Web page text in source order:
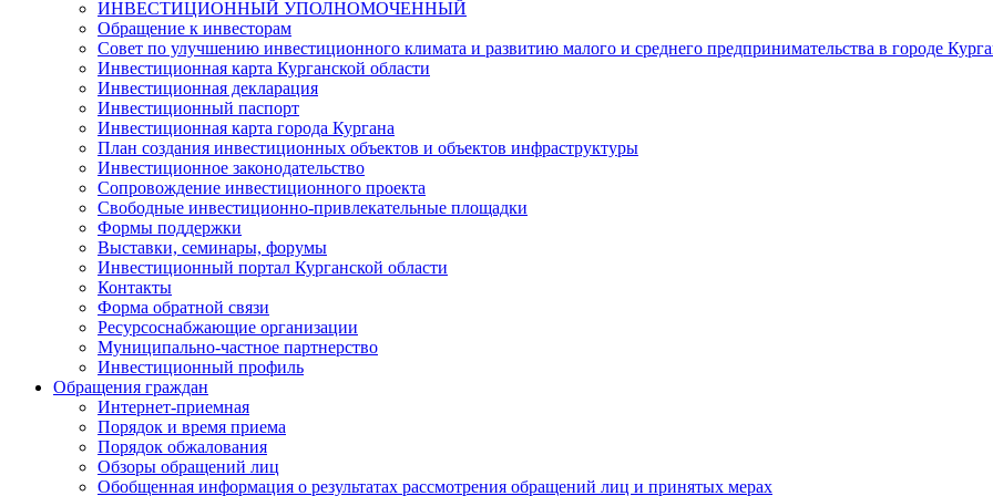
ИНВЕСТИЦИОННЫЙ УПОЛНОМОЧЕННЫЙ
Обращение к инвесторам
Совет по улучшению инвестиционного климата и развитию малого и среднего предпринимательства в городе
Инвестиционная карта Курганской области
Инвестиционная декларация
Инвестиционный паспорт
Инвестиционная карта города Кургана
План создания инвестиционных объектов и объектов инфраструктуры
Инвестиционное законодательство
Сопровождение инвестиционного проекта
Свободные инвестиционно-привлекательные площадки
Формы поддержки
Выставки, семинары, форумы
Инвестиционный портал Курганской области
Контакты
Форма обратной связи
Ресурсоснабжающие организации
Муниципально-частное партнерство
Инвестиционный профиль
Обращения граждан
Интернет-приемная
Порядок и время приема
Порядок обжалования
Обзоры обращений лиц
Обобщенная информация о результатах рассмотрения обращений лиц и принятых мерах